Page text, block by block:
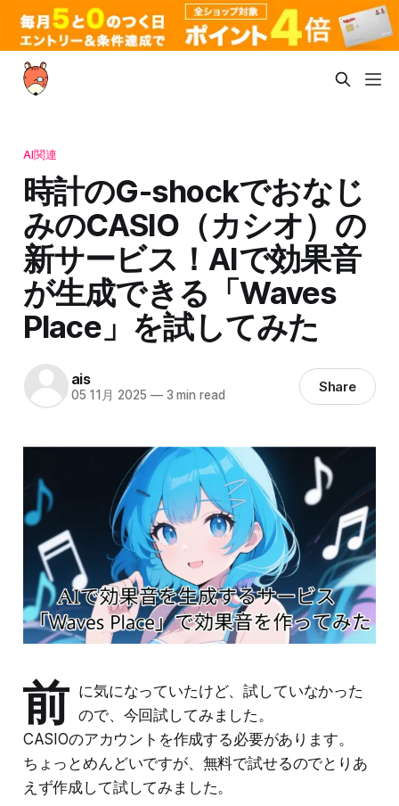
AI関連
時計のG-shockでおなじ
みのCASIO（カシオ）の
新サービス！AIで効果音
が生成できる「Waves
Place」を試してみた
ais
05 11月 2025 —3 min read Share
前 に気になっていたけど、試していなかった
ので、今回試してみました。
CASIOのアカウントを作成する必要があります。
ちょっとめんどいですが、無料で試せるのでとりあ
えず作成して試してみました。